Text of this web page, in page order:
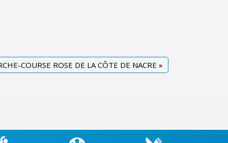
COURSE ROSE DE LA CÔTE DE NACRE »